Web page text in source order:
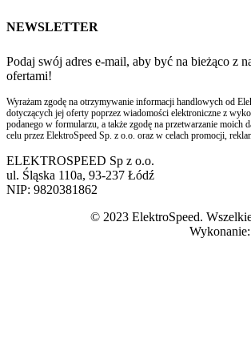
NEWSLETTER
Podaj swój adres e-mail, aby być na bieżąco z
ofertami!
Wyrażam zgodę na otrzymywanie informacji handlowych od
dotyczących jej oferty poprzez wiadomości elektroniczne z
podanego w formularzu, a także zgodę na przetwarzanie moich
celu przez ElektroSpeed Sp. z o.o. oraz w celach promocji,
ELEKTROSPEED Sp z o.o.
ul. Śląska 110a, 93-237 Łódź
NIP: 9820381862
© 2023 ElektroSpeed.
Wykonanie: